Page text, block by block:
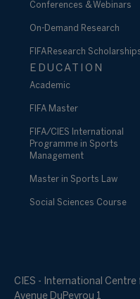
Conferences & Webinars
On-Demand Research
FIFA Research
EDUCATION
Academic
FIFA Master
FIFA/CIES International
Programme in Sports
Management
Master in Sports Law
Social Sciences Course
CIES - International
Avenue DuPeyrou 1